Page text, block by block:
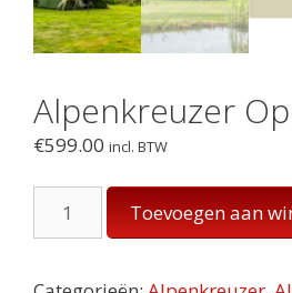
Alpenkreuzer
€599.00 incl. BTW
Alpenkreuzer
OpenAir
aantal
Toevoegen aan